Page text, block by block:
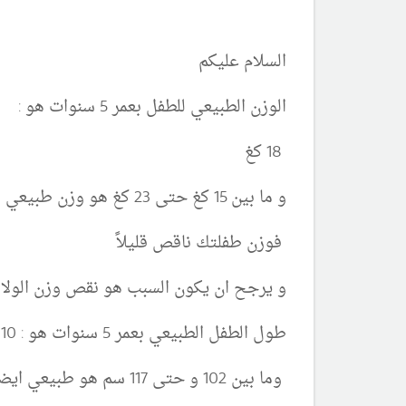
السلام عليكم
الوزن الطبيعي للطفل بعمر 5 سنوات هو :
و ما بين 15 كغ حتى 23 كغ هو وزن طبيعي ايضاً
فوزن طفلتك ناقص قليلاً
و يرجح ان يكون السبب هو نقص وزن
طول الطفل الطبيعي بعمر 5 سنوات هو : 110 سم
وما بين 102 و حتى 117 سم هو طبيعي ايضاً